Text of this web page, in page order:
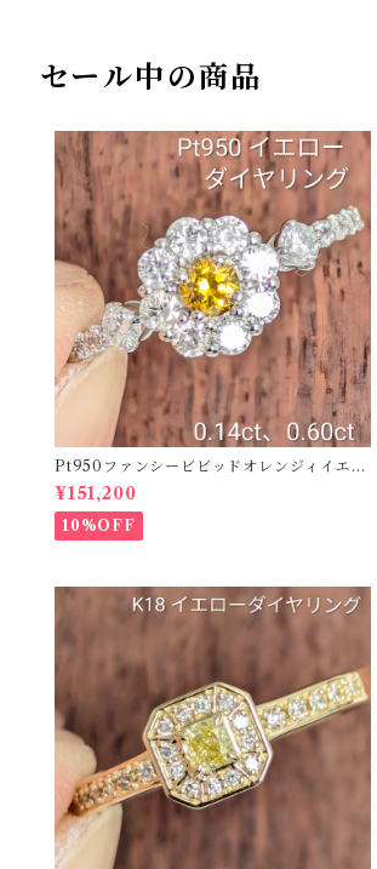
セール中の商品
Pt950ファンシービビッドオレンジィイエロ
ーダイヤリング D 0.144ct D 0.60ct【PRO
208782】
¥151,200
10%OFF